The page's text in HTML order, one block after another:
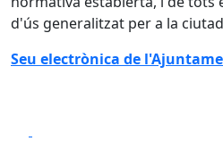
d'ús generalitzat per a la
Seu electrònica de